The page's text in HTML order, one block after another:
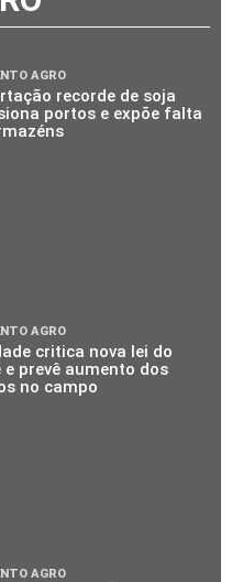
AGRO
recorde de soja
portos e expõe falta
AGRO
critica nova lei do
prevê aumento dos
no campo
AGRO